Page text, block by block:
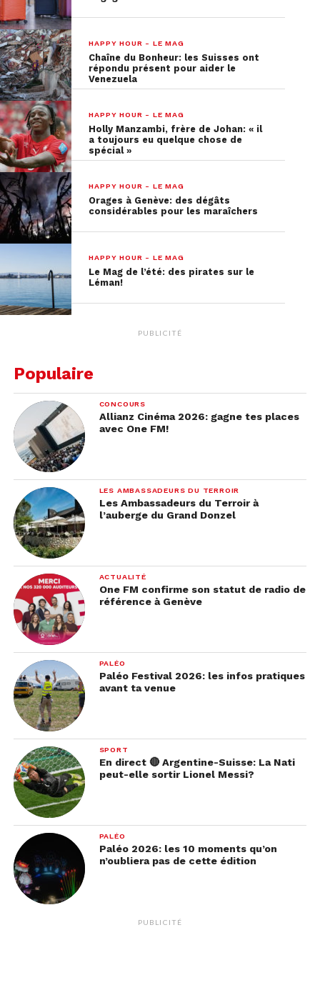
HAPPY HOUR - LE MAG
Chaîne du Bonheur: les Suisses ont
répondu présent pour aider le
Venezuela
HAPPY HOUR - LE MAG
Holly Manzambi, frère de Johan: « il
a toujours eu quelque chose de
spécial »
HAPPY HOUR - LE MAG
Orages à Genève: des dégâts
considérables pour les maraîchers
HAPPY HOUR - LE MAG
Le Mag de l’été: des pirates sur le
Léman!
PUBLICITÉ
Populaire
CONCOURS
Allianz Cinéma 2026: gagne tes places
avec One FM!
LES AMBASSADEURS DU TERROIR
Les Ambassadeurs du Terroir à
l’auberge du Grand Donzel
ACTUALITÉ
One FM confirme son statut de radio de
référence à Genève
PALÉO
Paléo Festival 2026: les infos pratiques
avant ta venue
SPORT
En direct 🔴 Argentine-Suisse: La Nati
peut-elle sortir Lionel Messi?
PALÉO
Paléo 2026: les 10 moments qu’on
n’oubliera pas de cette édition
PUBLICITÉ